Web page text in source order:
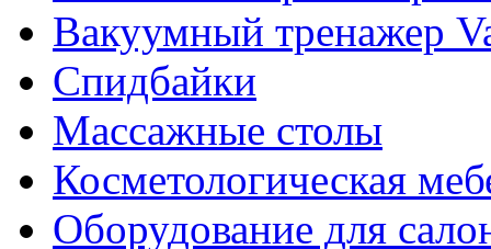
Вакуумный тренажер
Спидбайки
Массажные столы
Косметологическая
Оборудование для